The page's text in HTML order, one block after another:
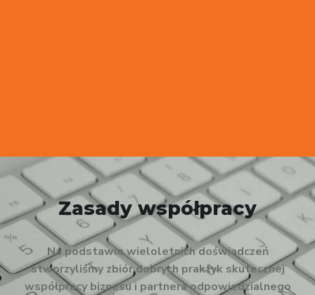
Zasady współpracy
Na podstawie wieloletnich doświadczeń
stworzyliśmy zbiór dobrych praktyk skutecznej
współpracy biznesu i partnera odpowiedzialnego